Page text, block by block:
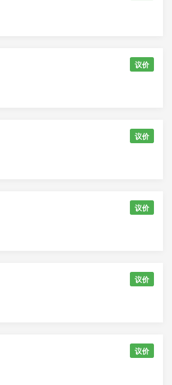
议价
议价
议价
议价
议价